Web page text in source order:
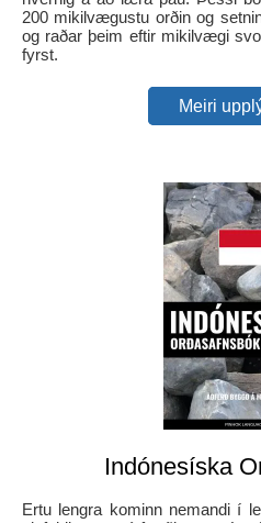
200 mikilvægustu orðin og
og raðar þeim eftir mikilvægi
fyrst.
Meiri
Indónesíska
Ertu lengra kominn nemandi í